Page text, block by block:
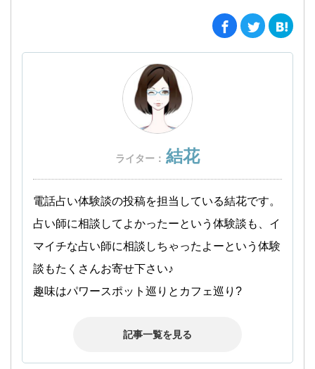
ライター： 結花
電話占い体験談の投稿を担当している結花です。
占い師に相談してよかったーという体験談も、イ
マイチな占い師に相談しちゃったよーという体験
談もたくさんお寄せ下さい♪
趣味はパワースポット巡りとカフェ巡り?
記事一覧を見る